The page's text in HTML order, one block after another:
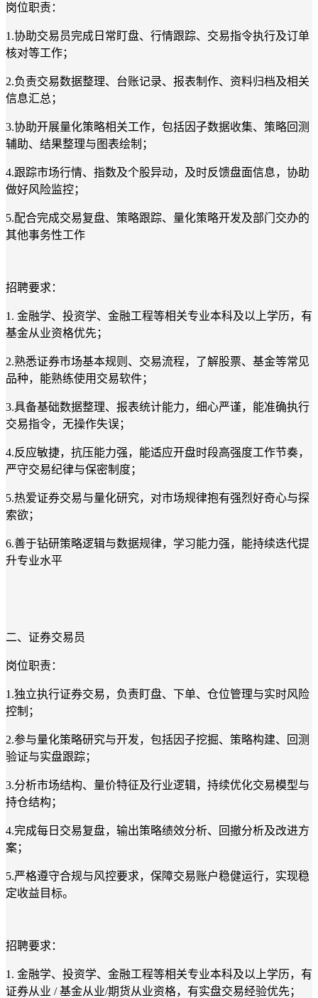
岗位职责：
1.协助交易员完成日常盯盘、行情跟踪、交易指令执行及订单
核对等工作；
2.负责交易数据整理、台账记录、报表制作、资料归档及相关
信息汇总；
3.协助开展量化策略相关工作，包括因子数据收集、策略回测
辅助、结果整理与图表绘制；
4.跟踪市场行情、指数及个股异动，及时反馈盘面信息，协助
做好风险监控；
5.配合完成交易复盘、策略跟踪、量化策略开发及部门交办的
其他事务性工作
招聘要求：
1. 金融学、投资学、金融工程等相关专业本科及以上学历，有
基金从业资格优先；
2.熟悉证券市场基本规则、交易流程，了解股票、基金等常见
品种，能熟练使用交易软件；
3.具备基础数据整理、报表统计能力，细心严谨，能准确执行
交易指令，无操作失误；
4.反应敏捷，抗压能力强，能适应开盘时段高强度工作节奏，
严守交易纪律与保密制度；
5.热爱证券交易与量化研究，对市场规律抱有强烈好奇心与探
索欲；
6.善于钻研策略逻辑与数据规律，学习能力强，能持续迭代提
升专业水平
二、证券交易员
岗位职责：
1.独立执行证券交易，负责盯盘、下单、仓位管理与实时风险
控制；
2.参与量化策略研究与开发，包括因子挖掘、策略构建、回测
验证与实盘跟踪；
3.分析市场结构、量价特征及行业逻辑，持续优化交易模型与
持仓结构；
4.完成每日交易复盘，输出策略绩效分析、回撤分析及改进方
案；
5.严格遵守合规与风控要求，保障交易账户稳健运行，实现稳
定收益目标。
招聘要求：
1. 金融学、投资学、金融工程等相关专业本科及以上学历，有
证券从业 /基金从业/期货从业资格，有实盘交易经验优先；